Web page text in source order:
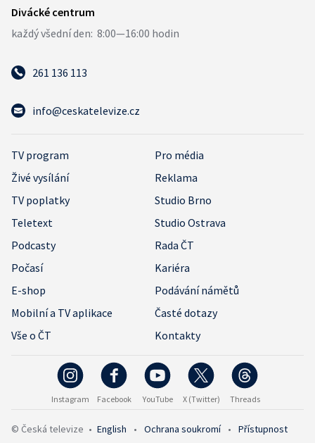
261 136 113
info@ceskatelevize.cz
TV program
Pro média
Živé vysílání
Reklama
TV poplatky
Studio Brno
Teletext
Studio Ostrava
Podcasty
Rada ČT
Počasí
Kariéra
E-shop
Podávání námětů
Mobilní a TV aplikace
Časté dotazy
Vše o ČT
Kontakty
Instagram Facebook YouTube X (Twitter) Threads
© Česká televize • English • Ochrana soukromí • Přístupnost